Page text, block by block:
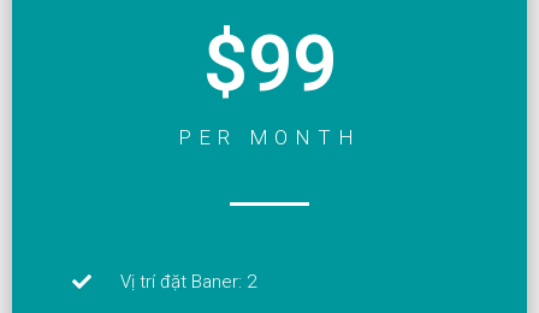
$99
PER MONTH
Vị trí đặt Baner: 2